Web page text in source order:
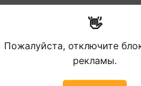
👋
Пожалуйста, отключите
рекламы.